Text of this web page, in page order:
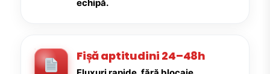
echipă.
Fișă aptitudini 24–48h